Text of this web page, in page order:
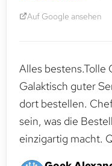
Auf Google ansehen
Alles bestens.Tolle
Galaktisch guter
dort bestellen.
sein, was die
einzigartig macht.